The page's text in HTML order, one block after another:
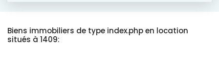
Biens immobiliers de type index.php en location
situés à 1409: